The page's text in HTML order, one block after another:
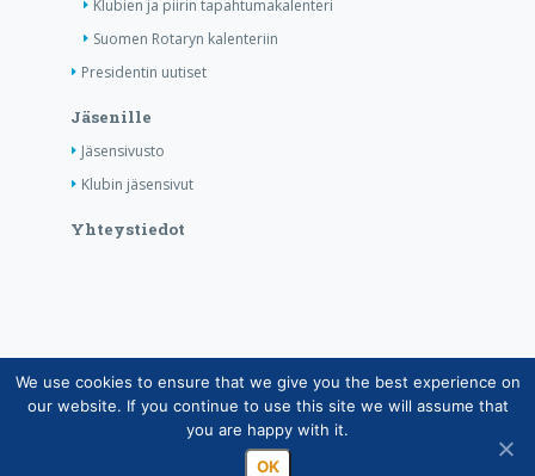
Klubien ja piirin tapahtumakalenteri
Suomen Rotaryn kalenteriin
Presidentin uutiset
Jäsenille
Jäsensivusto
Klubin jäsensivut
Yhteystiedot
Copyright © Suomen Rotarypalvelu ry 2026 |
Jäsentietojärjestelmän tietosuojaseloste|Henkilötietojen
käsittely Rotarytoiminnassa
We use cookies to ensure that we give you the best experience on
our website. If you continue to use this site we will assume that
you are happy with it.
OK